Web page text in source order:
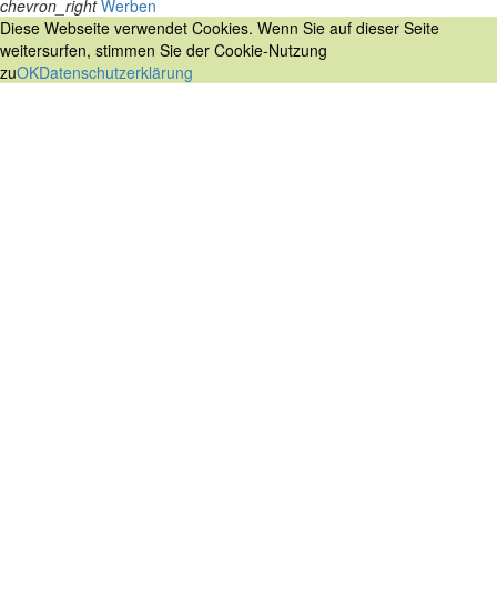
chevron_right Werben
Diese Webseite verwendet Cookies. Wenn Sie auf dieser Seite
weitersurfen, stimmen Sie der Cookie-Nutzung
zuOKDatenschutzerklärung